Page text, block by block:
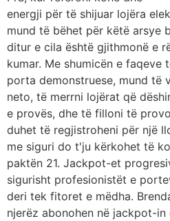
energji për të shijuar lojëra
mund të bëhet për këtë arsye
ditur e cila është gjithmonë e
kumar. Me shumicën e
porta demonstruese, mund të
neto, të merrni lojërat që
e provës, dhe të filloni të
duhet të regjistroheni për një
me siguri do t'ju kërkohet të
paktën 21. Jackpot-et
sigurisht profesionistët e
deri tek fitoret e mëdha.
njerëz abonohen në jackpot-